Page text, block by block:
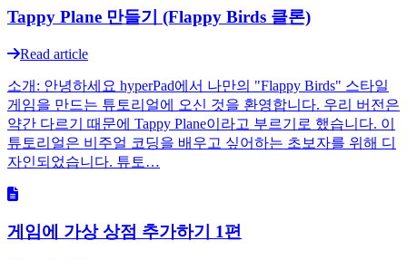
Tappy Plane 만들기 (Flappy Birds 클론)
Read article
소개: 안녕하세요 hyperPad에서 나만의 "Flappy Birds" 스타일
게임을 만드는 튜토리얼에 오신 것을 환영합니다. 우리 버전은
약간 다르기 때문에 Tappy Plane이라고 부르기로 했습니다. 이
튜토리얼은 비주얼 코딩을 배우고 싶어하는 초보자를 위해 디
자인되었습니다. 튜토…
게임에 가상 상점 추가하기 1편